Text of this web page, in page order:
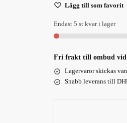
Lägg till som favorit
Endast 5 st kvar i lager
Fri frakt till ombud vid
Lagervaror skickas
Snabb leverans till